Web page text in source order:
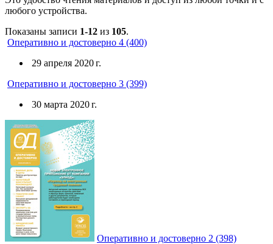
любого устройства.
Показаны записи 1-12 из 105.
Оперативно и достоверно 4 (400)
29 апреля 2020 г.
Оперативно и достоверно 3 (399)
30 марта 2020 г.
Оперативно и достоверно 2 (398)